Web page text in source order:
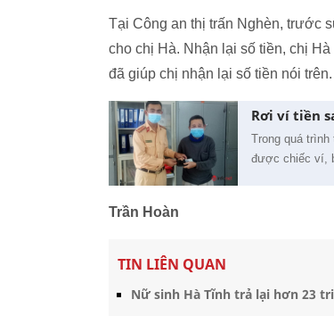
Tại Công an thị trấn Nghèn, trước
cho chị Hà. Nhận lại số tiền, chị
đã giúp chị nhận lại số tiền nói trên.
Rơi ví tiền
Trong quá
được chiếc ví,
Trần Hoàn
TIN LIÊN QUAN
Nữ sinh Hà Tĩnh trả lại hơn 23